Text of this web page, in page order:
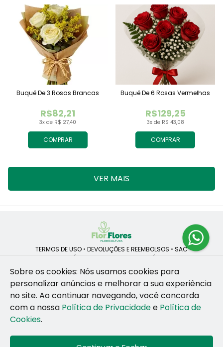
COMPRAR
3x de R$ 27,40
R$82,21
Buquê De 3 Rosas Brancas
COMPRAR
3x de R$ 43,08
R$129,25
Buquê De 6 Rosas Vermelhas
VER MAIS
TERMOS DE USO • DEVOLUÇÕES E REEMBOLSOS • SAC
POLÍTICA DE PRIVACIDADE POLÍTICA DE COOKIES
ROSANE CRISTINA LINS DE VESCONCELOS | CNPJ: 55.381.783/0001-92
CAIS SANTA RITA, no SN, BOX 34-35, Sao Jose - Recife - PE - 50020-
© 2024-2026 - Todos os direitos reservados - Desenvolvido por
Sobre os cookies: Nós usamos cookies para
personalizar anúncios e melhorar a sua experiência
no site. Ao continuar navegando, você concorda
com a nossa Política de Privacidadee Política de
Cookies.